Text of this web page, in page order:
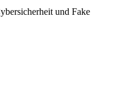
und Fake